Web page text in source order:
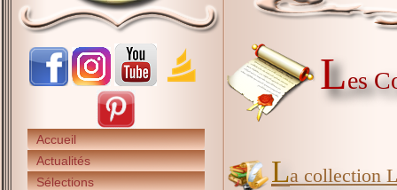
Accueil
Actualités
Sélections
Les
La collection